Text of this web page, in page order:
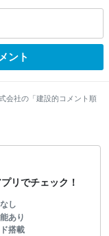
ント
会社の「建設的コメント順
リでチェック！
し
あり
搭載